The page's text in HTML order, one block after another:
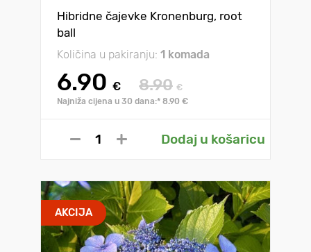
Hibridne čajevke Kronenburg, root
ball
Količina u pakiranju: 1 komada
6.90 € 8.90 €
Najniža cijena u 30 dana:* 8.90 €
Dodaj u košaricu
AKCIJA